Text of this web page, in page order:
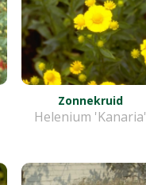
Zonnekruid
Helenium 'Kanaria'